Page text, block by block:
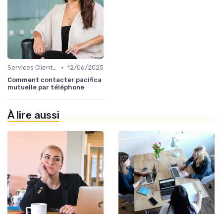
Services Clients et Assistance • 12/06/2025
Comment contacter pacifica
mutuelle par téléphone
À lire aussi